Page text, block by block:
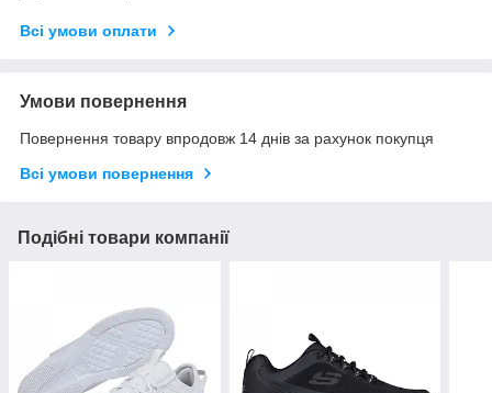
Всі умови оплати
Умови повернення
Повернення товару впродовж 14 днів за рахунок покупця
Всі умови повернення
Подібні товари компанії